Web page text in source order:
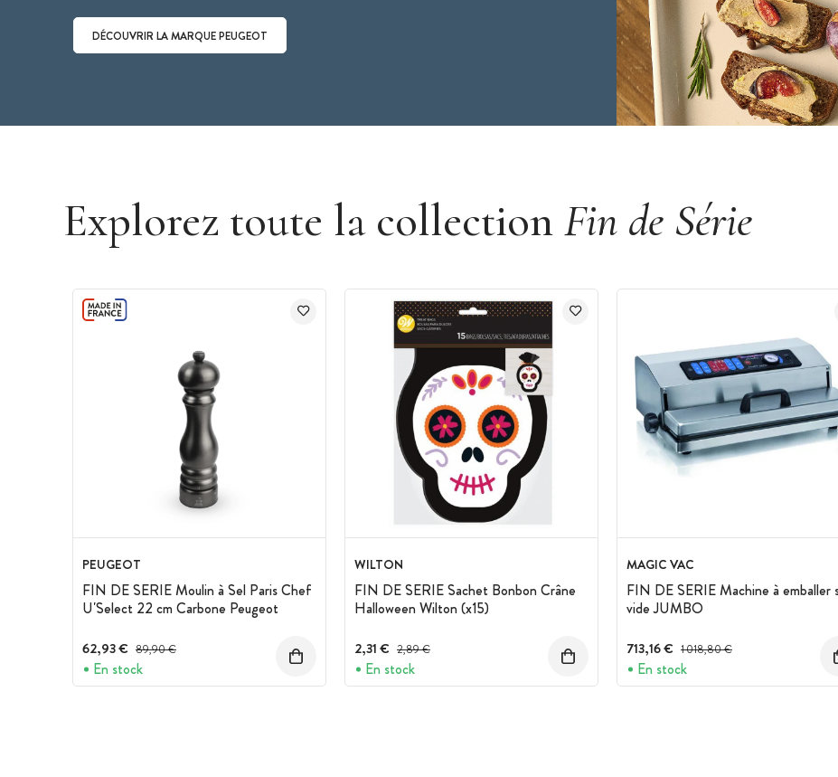
Fabriqué en France
Moulin à Sel vendu à l'unité
* Sel gemme : le sel gemme provient des mines et non de la mer ; il s'agit d'un sel de
DÉCOUVRIR LA MARQUE PEUGEOT
Explorez toute la collection Fin de Série
PEUGEOT
FIN DE SERIE Moulin à Sel Paris Chef
U'Select 22 cm Carbone Peugeot
62,93 € Prix avant réduction :
89,90 €
En stock
WILTON
FIN DE SERIE Sachet Bonbon Crâne
Halloween Wilton (x15)
2,31 € Prix avant réduction :
2,89 €
En stock
MAGIC VAC
FIN DE SERIE Machine à emballer
vide JUMBO
713,16 € Prix avant réduction :
1 018,80 €
En stock